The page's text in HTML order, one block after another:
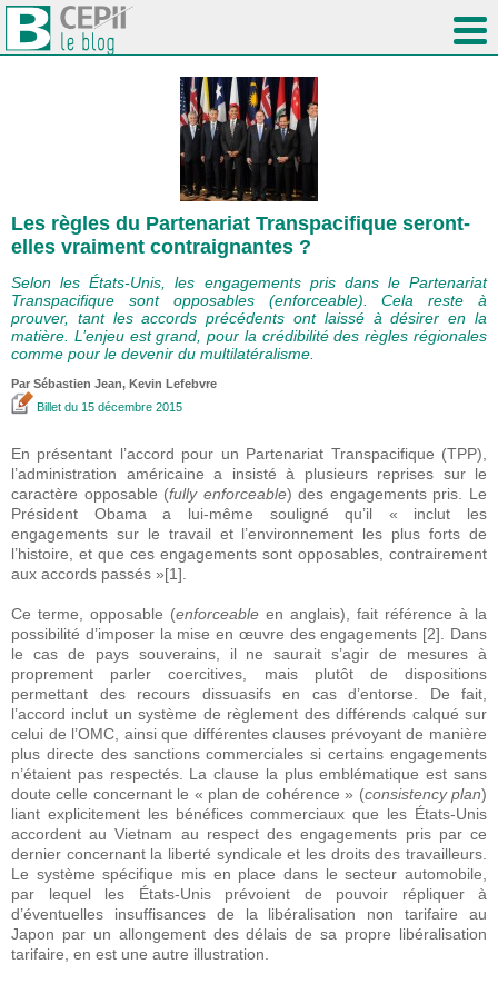
Les règles du Partenariat Transpacifique seront-
elles vraiment contraignantes ?
Selon les États-Unis, les engagements pris dans le Partenariat
Transpacifique sont opposables (enforceable). Cela reste à
prouver, tant les accords précédents ont laissé à désirer en la
matière. L’enjeu est grand, pour la crédibilité des règles régionales
comme pour le devenir du multilatéralisme.
Par Sébastien Jean, Kevin Lefebvre
Billet du 15 décembre 2015
En présentant l’accord pour un Partenariat Transpacifique (TPP),
l’administration américaine a insisté à plusieurs reprises sur le
caractère opposable (fully enforceable) des engagements pris. Le
Président Obama a lui-même souligné qu’il « inclut les
engagements sur le travail et l’environnement les plus forts de
l’histoire, et que ces engagements sont opposables, contrairement
aux accords passés »[1].
Ce terme, opposable (enforceable en anglais), fait référence à la
possibilité d’imposer la mise en œuvre des engagements [2]. Dans
le cas de pays souverains, il ne saurait s’agir de mesures à
proprement parler coercitives, mais plutôt de dispositions
permettant des recours dissuasifs en cas d’entorse. De fait,
l’accord inclut un système de règlement des différends calqué sur
celui de l’OMC, ainsi que différentes clauses prévoyant de manière
plus directe des sanctions commerciales si certains engagements
n’étaient pas respectés. La clause la plus emblématique est sans
doute celle concernant le « plan de cohérence » (consistency plan)
liant explicitement les bénéfices commerciaux que les États-Unis
accordent au Vietnam au respect des engagements pris par ce
dernier concernant la liberté syndicale et les droits des travailleurs.
Le système spécifique mis en place dans le secteur automobile,
par lequel les États-Unis prévoient de pouvoir répliquer à
d’éventuelles insuffisances de la libéralisation non tarifaire au
Japon par un allongement des délais de sa propre libéralisation
tarifaire, en est une autre illustration.